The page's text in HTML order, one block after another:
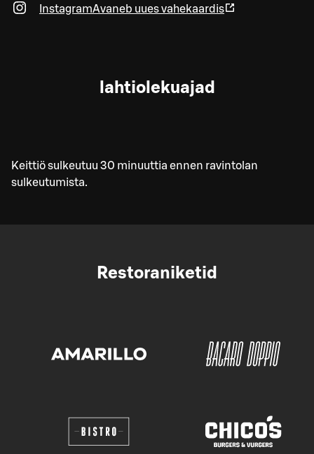
InstagramAvaneb uues vahekaardis
lahtiolekuajad
Keittiö sulkeutuu 30 minuuttia ennen ravintolan
sulkeutumista.
Restoraniketid